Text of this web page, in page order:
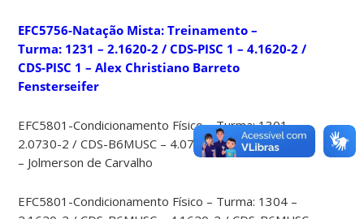
EFC5756-Natação Mista: Treinamento –
Turma: 1231 – 2.1620-2 / CDS-PISC 1 – 4.1620-2 /
CDS-PISC 1 – Alex Christiano Barreto
Fensterseifer
EFC5801-Condicionamento Físico – Turma: 1301 –
2.0730-2 / CDS-B6MUSC – 4.0730-2 / CDS-B6MUSC
– Jolmerson de Carvalho
EFC5801-Condicionamento Físico – Turma: 1304 –